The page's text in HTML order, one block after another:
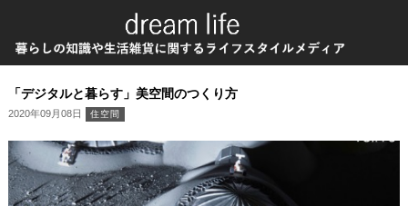
「デジタルと暮らす」美空間のつくり方
2020年09月08日 住空間